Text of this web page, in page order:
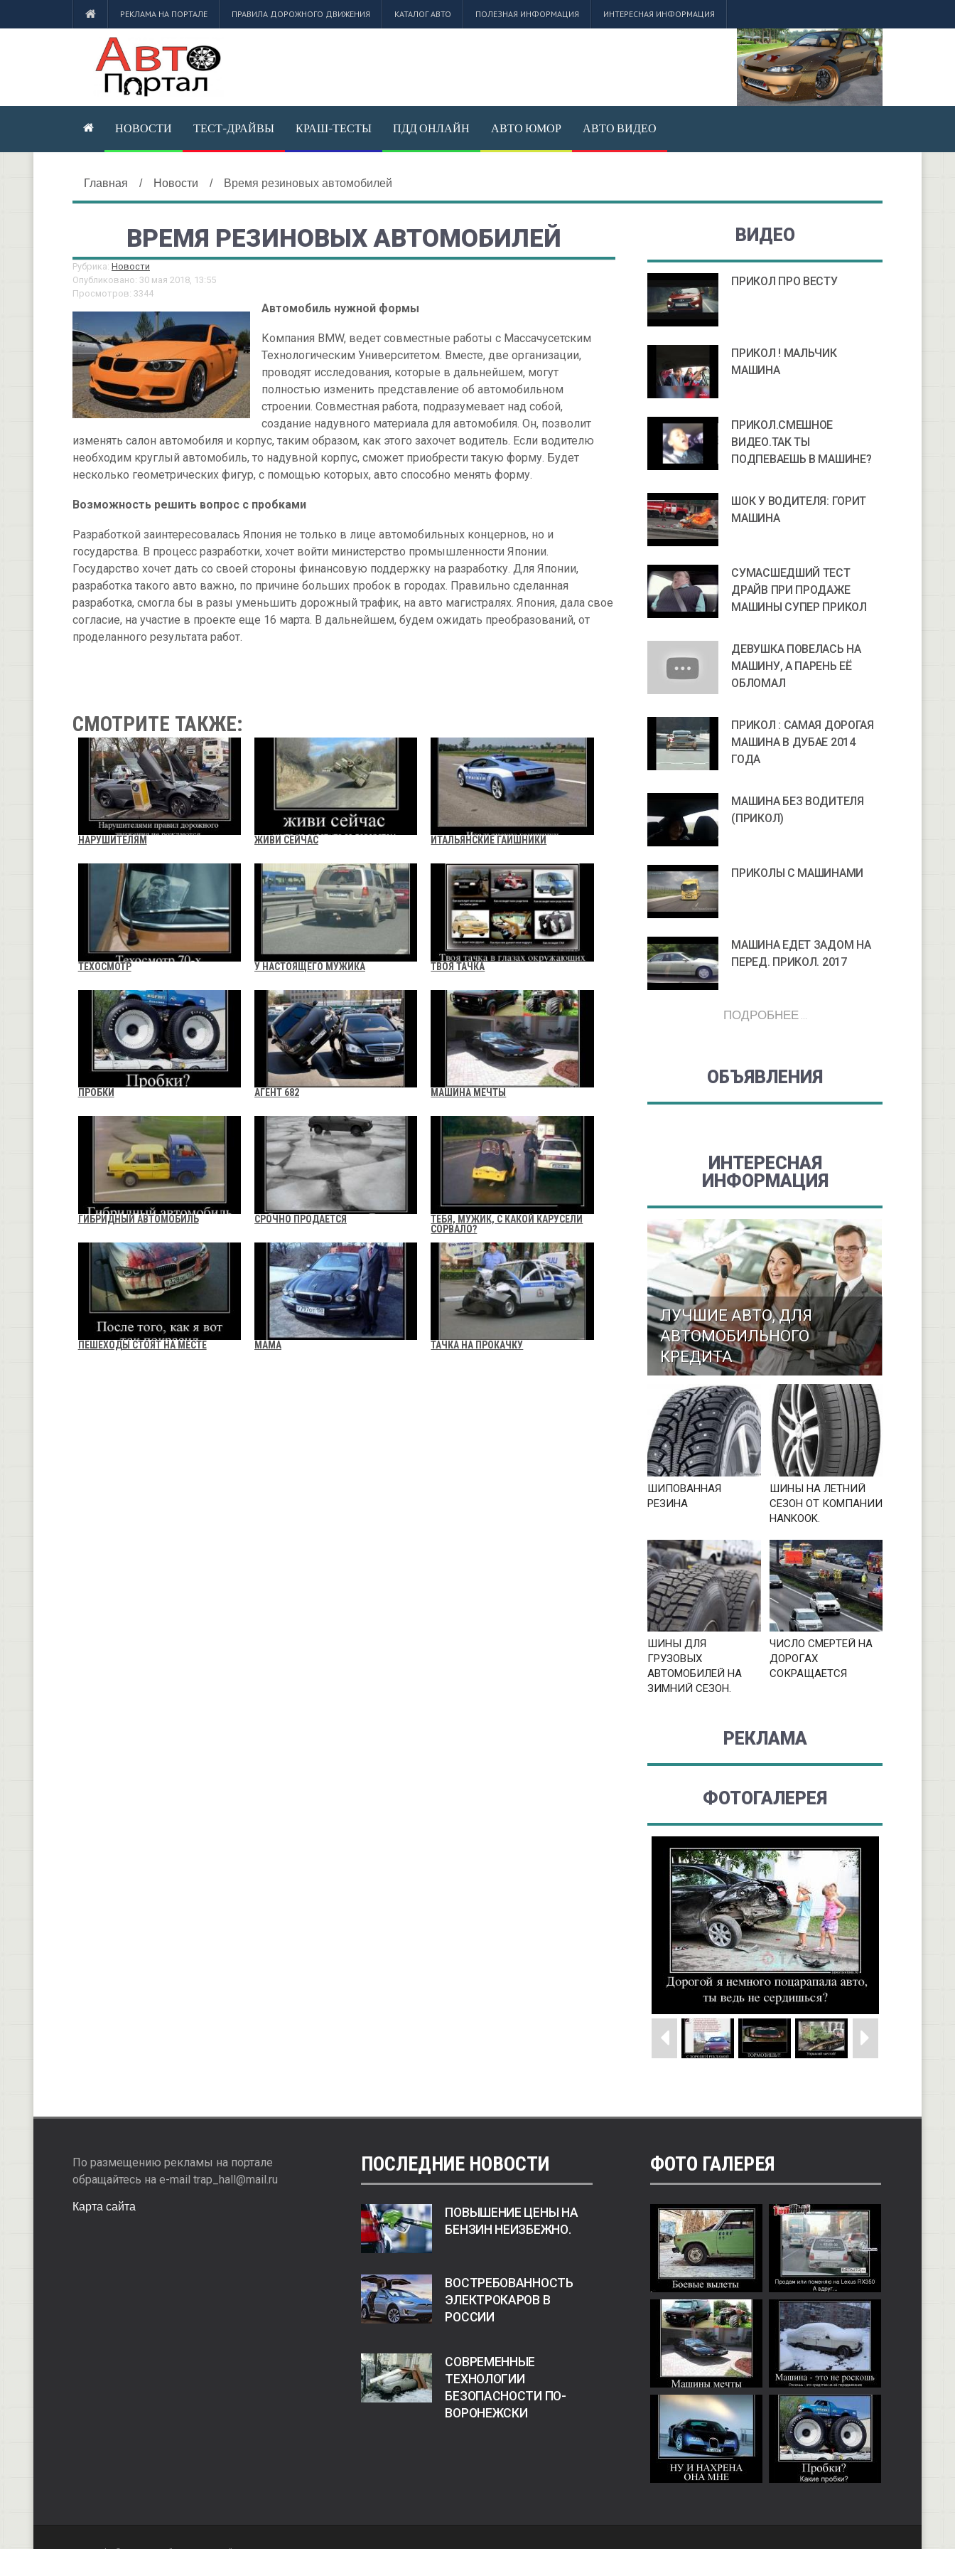
РЕКЛАМА НА ПОРТАЛЕ ПРАВИЛА ДОРОЖНОГО ДВИЖЕНИЯ КАТАЛОГ АВТО ПОЛЕЗНАЯ ИНФОРМАЦИЯ ИНТЕРЕСНАЯ ИНФОРМАЦИЯ
НОВОСТИ ТЕСТ-ДРАЙВЫ КРАШ-ТЕСТЫ ПДД ОНЛАЙН АВТО ЮМОР АВТО ВИДЕО
Главная / Новости / Время резиновых автомобилей
ВРЕМЯ РЕЗИНОВЫХ АВТОМОБИЛЕЙ
Рубрика: Новости
Опубликовано: 30 мая 2018, 13:55
Просмотров: 3344
Автомобиль нужной формы
Компания BMW, ведет совместные работы с Массачусетским
Технологическим Университетом. Вместе, две организации,
проводят исследования, которые в дальнейшем, могут
полностью изменить представление об автомобильном
строении. Совместная работа, подразумевает над собой,
создание надувного материала для автомобиля. Он, позволит
изменять салон автомобиля и корпус, таким образом, как этого захочет водитель. Если водителю
необходим круглый автомобиль, то надувной корпус, сможет приобрести такую форму. Будет
несколько геометрических фигур, с помощью которых, авто способно менять форму.
Возможность решить вопрос с пробками
Разработкой заинтересовалась Япония не только в лице автомобильных концернов, но и
государства. В процесс разработки, хочет войти министерство промышленности Японии.
Государство хочет дать со своей стороны финансовую поддержку на разработку. Для Японии,
разработка такого авто важно, по причине больших пробок в городах. Правильно сделанная
разработка, смогла бы в разы уменьшить дорожный трафик, на авто магистралях. Япония, дала свое
согласие, на участие в проекте еще 16 марта. В дальнейшем, будем ожидать преобразований, от
проделанного результата работ.
СМОТРИТЕ ТАКЖЕ:
НАРУШИТЕЛЯМ ЖИВИ СЕЙЧАС ИТАЛЬЯНСКИЕ ГАИШНИКИ
ТЕХОСМОТР У НАСТОЯЩЕГО МУЖИКА ТВОЯ ТАЧКА
ПРОБКИ АГЕНТ 682 МАШИНА МЕЧТЫ
ГИБРИДНЫЙ АВТОМОБИЛЬ СРОЧНО ПРОДАЕТСЯ
ТЕБЯ, МУЖИК, С КАКОЙ КАРУСЕЛИ
СОРВАЛО?
ПЕШЕХОДЫ СТОЯТ НА МЕСТЕ МАМА ТАЧКА НА ПРОКАЧКУ
ВИДЕО
ПРИКОЛ ПРО ВЕСТУ
ПРИКОЛ ! МАЛЬЧИК
МАШИНА
ПРИКОЛ.СМЕШНОЕ
ВИДЕО.ТАК ТЫ
ПОДПЕВАЕШЬ В МАШИНЕ?
ШОК У ВОДИТЕЛЯ: ГОРИТ
МАШИНА
СУМАСШЕДШИЙ ТЕСТ
ДРАЙВ ПРИ ПРОДАЖЕ
МАШИНЫ СУПЕР ПРИКОЛ
ДЕВУШКА ПОВЕЛАСЬ НА
МАШИНУ, А ПАРЕНЬ ЕЁ
ОБЛОМАЛ
ПРИКОЛ : САМАЯ ДОРОГАЯ
МАШИНА В ДУБАЕ 2014
ГОДА
МАШИНА БЕЗ ВОДИТЕЛЯ
(ПРИКОЛ)
ПРИКОЛЫ С МАШИНАМИ
МАШИНА ЕДЕТ ЗАДОМ НА
ПЕРЕД. ПРИКОЛ. 2017
ПОДРОБНЕЕ ...
ОБЪЯВЛЕНИЯ
ИНТЕРЕСНАЯ
ИНФОРМАЦИЯ
ЛУЧШИЕ АВТО, ДЛЯ
АВТОМОБИЛЬНОГО
КРЕДИТА
ШИПОВАННАЯ
РЕЗИНА
ШИНЫ НА ЛЕТНИЙ
СЕЗОН ОТ КОМПАНИИ
HANKOOK.
ШИНЫ ДЛЯ
ГРУЗОВЫХ
АВТОМОБИЛЕЙ НА
ЗИМНИЙ СЕЗОН.
ЧИСЛО СМЕРТЕЙ НА
ДОРОГАХ
СОКРАЩАЕТСЯ
РЕКЛАМА
ФОТОГАЛЕРЕЯ
По размещению рекламы на портале
обращайтесь на e-mail trap_hall@mail.ru
Карта сайта
ПОСЛЕДНИЕ НОВОСТИ
ПОВЫШЕНИЕ ЦЕНЫ НА
БЕНЗИН НЕИЗБЕЖНО.
ВОСТРЕБОВАННОСТЬ
ЭЛЕКТРОКАРОВ В
РОССИИ
СОВРЕМЕННЫЕ
ТЕХНОЛОГИИ
БЕЗОПАСНОСТИ ПО-
ВОРОНЕЖСКИ
ФОТО ГАЛЕРЕЯ